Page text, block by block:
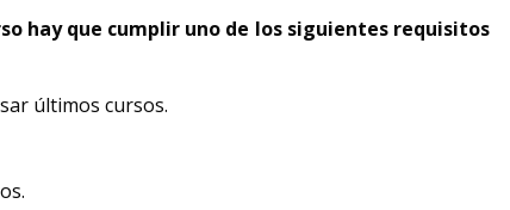
hay que cumplir uno de los siguientes requisitos
últimos cursos.